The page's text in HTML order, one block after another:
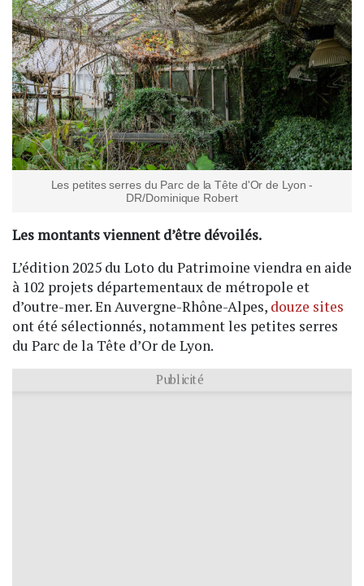
Les petites serres du Parc de la Tête d'Or de Lyon -
DR/Dominique Robert
Les montants viennent d’être dévoilés.
L’édition 2025 du Loto du Patrimoine viendra en aide
à 102 projets départementaux de métropole et
d’outre-mer. En Auvergne-Rhône-Alpes, douze sites
ont été sélectionnés, notamment les petites serres
du Parc de la Tête d’Or de Lyon.
Publicité